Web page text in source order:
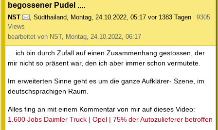
begossener Pudel ....
NST , Südthailand, Montag, 24.10.2022, 05:17 vor 1383 Tagen
9305
Views
bearbeitet von NST, Montag, 24.10.2022, 06:17
... ich bin durch Zufall auf einen Zusammenhang gestossen, der
mir nicht so präsent war, den ich aber immer schon vermutete.
Im erweiterten Sinne geht es um die ganze Aufklärer- Szene, im
deutschsprachigen Raum.
Alles fing an mit einem Kommentar von mir auf dieses Video:
1.600 Jobs Daimler Truck | Opel | 75% der Autozulieferer betroffen